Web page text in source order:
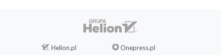
Helion.pl
Onepress.pl